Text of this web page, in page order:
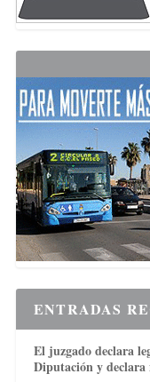
ENTRADAS
El juzgado declara
Diputación y declara